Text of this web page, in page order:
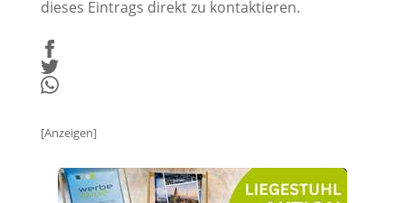
dieses Eintrags direkt zu kontaktieren.
[Anzeigen]